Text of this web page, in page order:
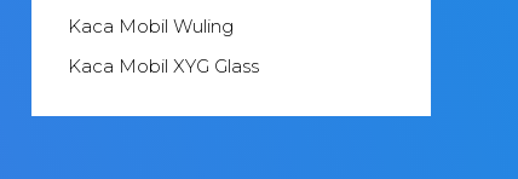
Kaca Mobil Wuling
Kaca Mobil XYG Glass